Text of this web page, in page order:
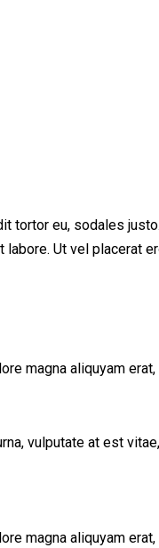
tortor eu, sodales
Ut vel placerat
magna aliquyam
vulputate at est
magna aliquyam